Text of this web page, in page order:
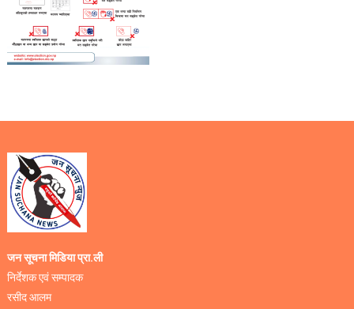
जन सूचना मिडिया प्रा.ली
निर्देशक एवं सम्पादक
रसीद आलम